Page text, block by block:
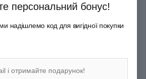
персональний бонус!
надішлемо код для вигідної покупки